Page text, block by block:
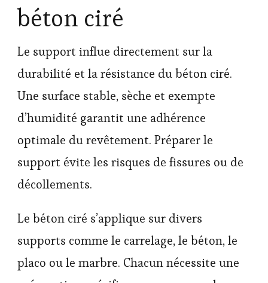
béton ciré
Le support influe directement sur la
durabilité et la résistance du béton ciré.
Une surface stable, sèche et exempte
d’humidité garantit une adhérence
optimale du revêtement. Préparer le
support évite les risques de fissures ou de
décollements.
Le béton ciré s’applique sur divers
supports comme le carrelage, le béton, le
placo ou le marbre. Chacun nécessite une